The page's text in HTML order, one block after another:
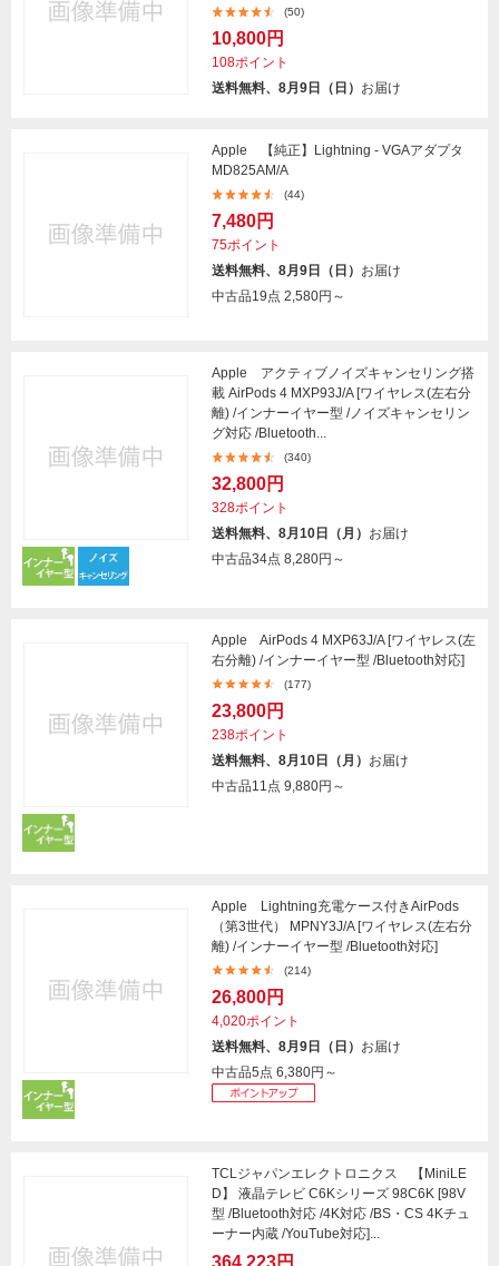
(50)
10,800円
108ポイント
送料無料、8月9日（日） お届け
Apple 【純正】Lightning - VGAアダプタ
MD825AM/A
(44)
7,480円
75ポイント
送料無料、8月9日（日） お届け
中古品19点 2,580円～
Apple アクティブノイズキャンセリング搭
載 AirPods 4 MXP93J/A [ワイヤレス(左右分
離) /インナーイヤー型 /ノイズキャンセリン
グ対応 /Bluetooth...
(340)
32,800円
328ポイント
送料無料、8月10日（月） お届け
中古品34点 8,280円～
Apple AirPods 4 MXP63J/A [ワイヤレス(左
右分離) /インナーイヤー型 /Bluetooth対応]
(177)
23,800円
238ポイント
送料無料、8月10日（月） お届け
中古品11点 9,880円～
Apple Lightning充電ケース付きAirPods
（第3世代） MPNY3J/A [ワイヤレス(左右分
離) /インナーイヤー型 /Bluetooth対応]
(214)
26,800円
4,020ポイント
送料無料、8月9日（日） お届け
中古品5点 6,380円～
TCLジャパンエレクトロニクス 【MiniLE
D】 液晶テレビ C6Kシリーズ 98C6K [98V
型 /Bluetooth対応 /4K対応 /BS・CS 4Kチュ
ーナー内蔵 /YouTube対応]...
364,223円